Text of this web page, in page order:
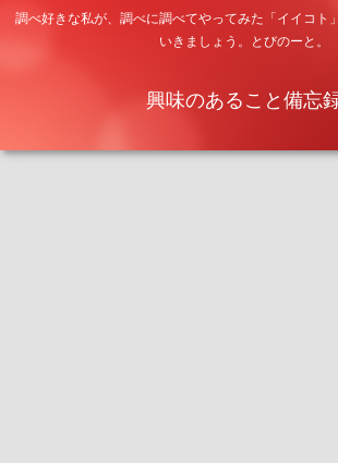
調べ好きな私が、調べに調べてやってみた「イイコト
いきましょう。とびのーと。
興味のあること備忘